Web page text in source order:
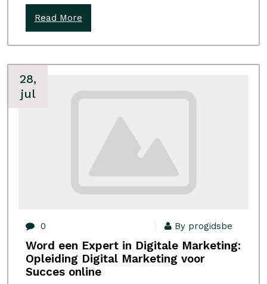
Read More
28,
jul
0 By progidsbe
Word een Expert in Digitale Marketing:
Opleiding Digital Marketing voor
Succes online